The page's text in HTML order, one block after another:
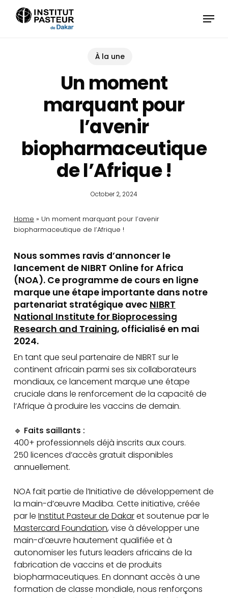
Menu
À la une
Un moment
marquant pour
l’avenir
biopharmaceutique
de l’Afrique !
October 2, 2024
Home » Un moment marquant pour l’avenir
biopharmaceutique de l’Afrique !
Nous sommes ravis d’annoncer le
lancement de NIBRT Online for Africa
(NOA). Ce programme de cours en ligne
marque une étape importante dans notre
partenariat stratégique avec NIBRT
National Institute for Bioprocessing
Research and Training, officialisé en mai
2024.
En tant que seul partenaire de NIBRT sur le
continent africain parmi ses six collaborateurs
mondiaux, ce lancement marque une étape
cruciale dans le renforcement de la capacité de
l’Afrique à produire les vaccins de demain.
🔹 Faits saillants :
400+ professionnels déjà inscrits aux cours.
250 licences d’accès gratuit disponibles
annuellement.
NOA fait partie de l’Initiative de développement de
la main-d’œuvre Madiba. Cette initiative, créée
par le Institut Pasteur de Dakaret soutenue par le
Mastercard Foundation, vise à développer une
main-d’œuvre hautement qualifiée et à
autonomiser les futurs leaders africains de la
fabrication de vaccins et de produits
biopharmaceutiques. En donnant accès à une
formation de classe mondiale, nous renforçons